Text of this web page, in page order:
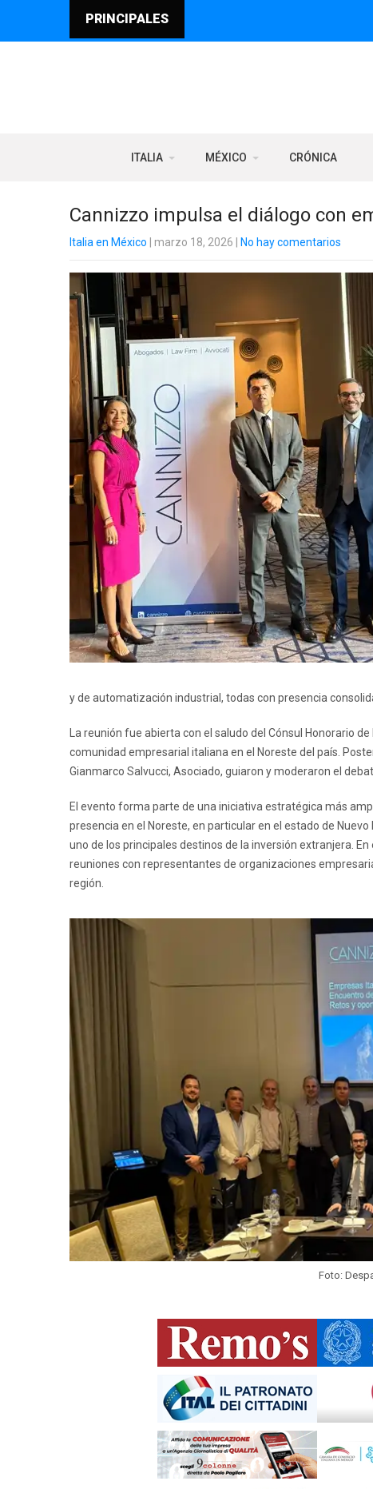
PRINCIPALES
ITALIA MÉXICO CRÓNICA
Cannizzo impulsa el diálogo con
Italia en México | marzo 18, 2026 No hay comentarios
y de automatización industrial, todas con presencia
La reunión fue abierta con el saludo del Cónsul Honorario
comunidad empresarial italiana en el Noreste del país.
Gianmarco Salvucci, Asociado, guiaron y moderaron el
El evento forma parte de una iniciativa estratégica más
presencia en el Noreste, en particular en el estado de
uno de los principales destinos de la inversión extranjera.
reuniones con representantes de organizaciones
región.
Foto: